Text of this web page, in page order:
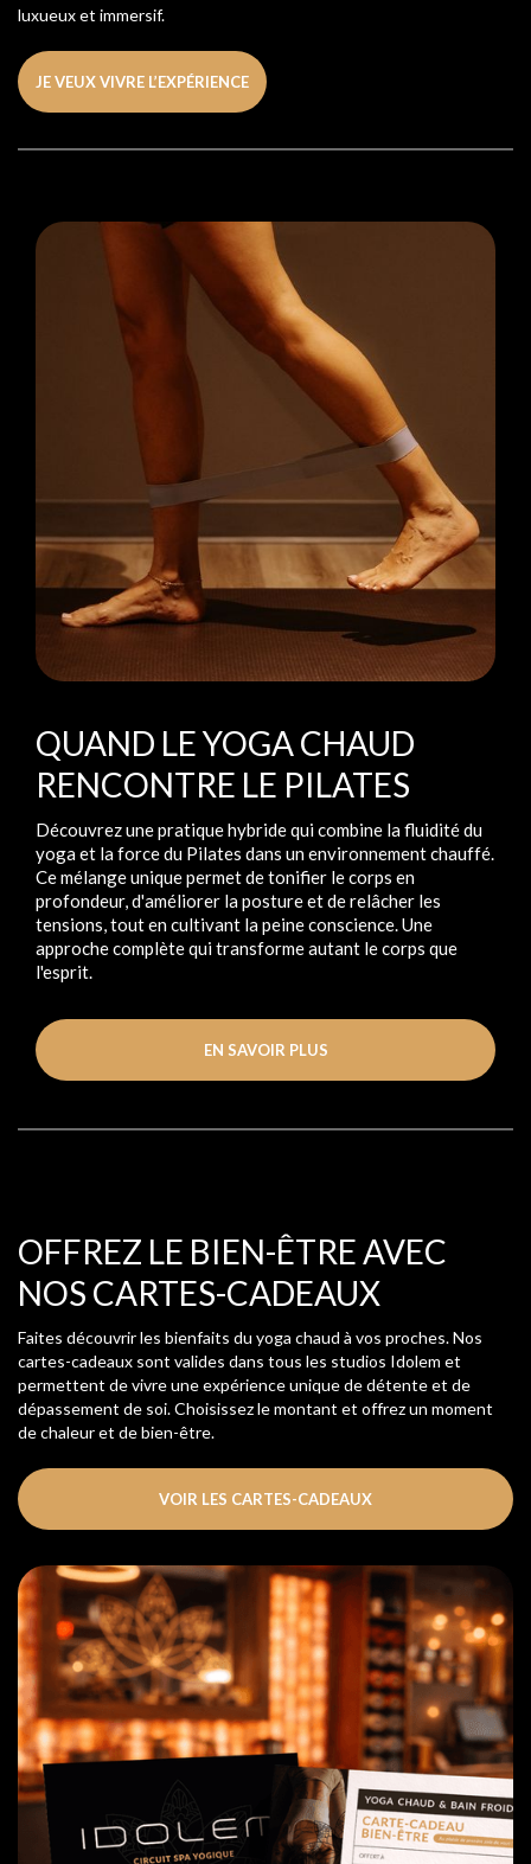
luxueux et immersif.
JE VEUX VIVRE L’EXPÉRIENCE
QUAND LE YOGA CHAUD
RENCONTRE LE PILATES
Découvrez une pratique hybride qui combine la fluidité du
yoga et la force du Pilates dans un environnement chauffé.
Ce mélange unique permet de tonifier le corps en
profondeur, d'améliorer la posture et de relâcher les
tensions, tout en cultivant la peine conscience. Une
approche complète qui transforme autant le corps que
l'esprit.
EN SAVOIR PLUS
OFFREZ LE BIEN-ÊTRE AVEC
NOS CARTES-CADEAUX
Faites découvrir les bienfaits du yoga chaud à vos proches. Nos
cartes-cadeaux sont valides dans tous les studios Idolem et
permettent de vivre une expérience unique de détente et de
dépassement de soi. Choisissez le montant et offrez un moment
de chaleur et de bien-être.
VOIR LES CARTES-CADEAUX